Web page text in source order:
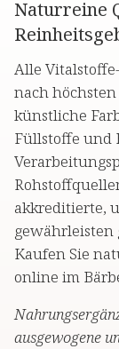
Naturreine
Alle
nach
künstliche
Füllstoffe und
akkreditierte,
gewährleisten
Kaufen Sie
online im
ausgewogene